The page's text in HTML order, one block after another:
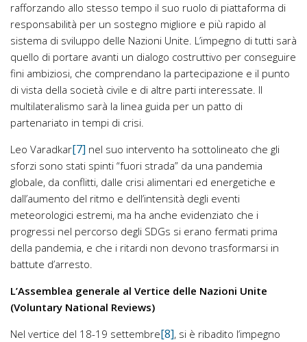
rafforzando allo stesso tempo il suo ruolo di piattaforma di
responsabilità per un sostegno migliore e più rapido al
sistema di sviluppo delle Nazioni Unite. L’impegno di tutti sarà
quello di portare avanti un dialogo costruttivo per conseguire
fini ambiziosi, che comprendano la partecipazione e il punto
di vista della società civile e di altre parti interessate. Il
multilateralismo sarà la linea guida per un patto di
partenariato in tempi di crisi.
Leo Varadkar[7] nel suo intervento ha sottolineato che gli
sforzi sono stati spinti “fuori strada” da una pandemia
globale, da conflitti, dalle crisi alimentari ed energetiche e
dall’aumento del ritmo e dell’intensità degli eventi
meteorologici estremi, ma ha anche evidenziato che i
progressi nel percorso degli SDGs si erano fermati prima
della pandemia, e che i ritardi non devono trasformarsi in
battute d’arresto.
L’Assemblea generale al Vertice delle Nazioni Unite
(Voluntary National Reviews)
Nel vertice del 18-19 settembre[8], si è ribadito l’impegno